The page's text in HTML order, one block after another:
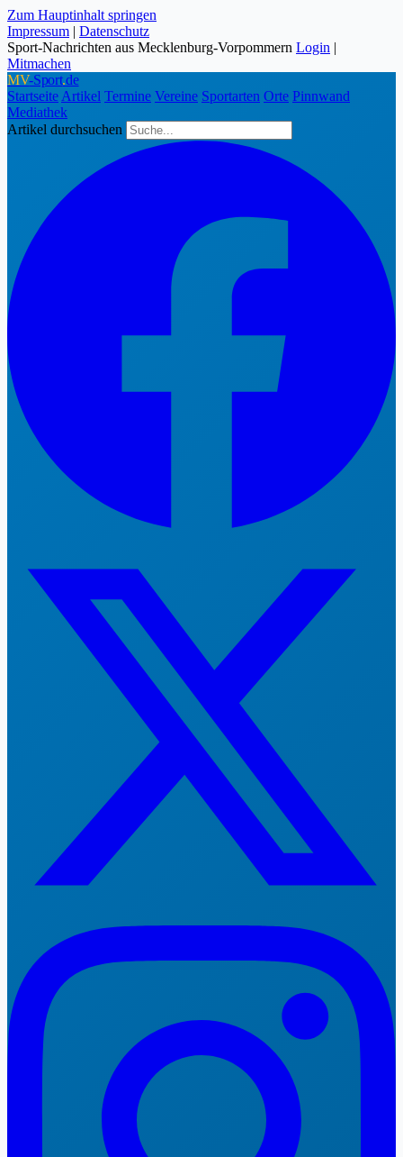
Zum Hauptinhalt springen
Impressum | Datenschutz
Sport-Nachrichten aus Mecklenburg-Vorpommern Login |
Mitmachen
MV-Sport.de
Startseite Artikel Termine Vereine Sportarten Orte Pinnwand
Mediathek
Artikel durchsuchen